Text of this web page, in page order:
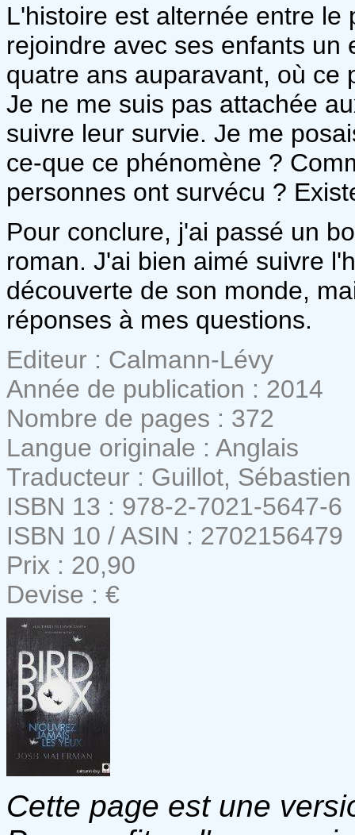
L'histoire est alternée entre
rejoindre avec ses enfants un
quatre ans auparavant, où ce
Je ne me suis pas attachée
suivre leur survie. Je me
ce-que ce phénomène ?
personnes ont survécu ?
Pour conclure, j'ai passé un
roman. J'ai bien aimé suivre
découverte de son monde,
réponses à mes questions.
Editeur : Calmann-Lévy
Année de publication : 2014
Nombre de pages : 372
Langue originale : Anglais
Traducteur : Guillot, Sébastien
ISBN 13 : 978-2-7021-5647-6
ISBN 10 / ASIN : 2702156479
Prix : 20,90
Devise : €
Cette page est une